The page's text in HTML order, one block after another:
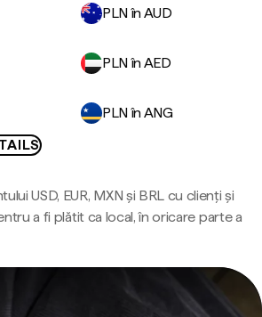
PLN în AUD
PLN în AED
PLN în ANG
USD, EUR, MXN și BRL cu clienți și
a fi plătit ca local, în oricare parte a